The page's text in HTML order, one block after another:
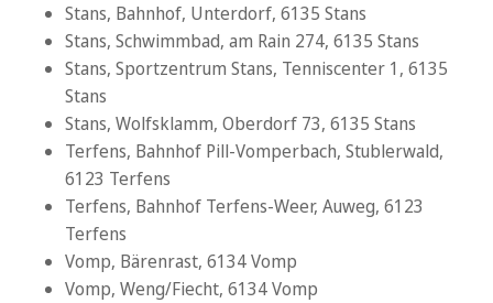
Stans, Bahnhof, Unterdorf, 6135 Stans
Stans, Schwimmbad, am Rain 274, 6135 Stans
Stans, Sportzentrum Stans, Tenniscenter 1, 6135
Stans
Stans, Wolfsklamm, Oberdorf 73, 6135 Stans
Terfens, Bahnhof Pill-Vomperbach, Stublerwald,
6123 Terfens
Terfens, Bahnhof Terfens-Weer, Auweg, 6123
Terfens
Vomp, Bärenrast, 6134 Vomp
Vomp, Weng/Fiecht, 6134 Vomp